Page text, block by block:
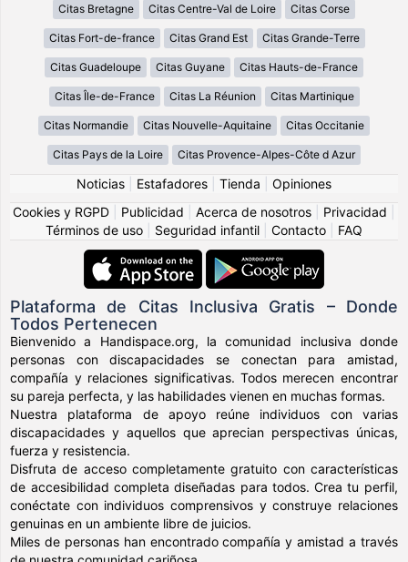
Citas Bretagne Citas Centre-Val de Loire Citas Corse
Citas Fort-de-france Citas Grand Est Citas Grande-Terre
Citas Guadeloupe Citas Guyane Citas Hauts-de-France
Citas Île-de-France Citas La Réunion Citas Martinique
Citas Normandie Citas Nouvelle-Aquitaine Citas Occitanie
Citas Pays de la Loire Citas Provence-Alpes-Côte d Azur
Noticias Estafadores Tienda
Opiniones
Cookies y RGPD
Publicidad Acerca de nosotros Privacidad
Términos de uso
Seguridad infantil Contacto FAQ
Plataforma de Citas Inclusiva Gratis – Donde
Todos Pertenecen
Bienvenido a Handispace.org, la comunidad inclusiva donde
personas con discapacidades se conectan para amistad,
compañía y relaciones significativas. Todos merecen encontrar
su pareja perfecta, y las habilidades vienen en muchas formas.
Nuestra plataforma de apoyo reúne individuos con varias
discapacidades y aquellos que aprecian perspectivas únicas,
fuerza y resistencia.
Disfruta de acceso completamente gratuito con características
de accesibilidad completa diseñadas para todos. Crea tu perfil,
conéctate con individuos comprensivos y construye relaciones
genuinas en un ambiente libre de juicios.
Miles de personas han encontrado compañía y amistad a través